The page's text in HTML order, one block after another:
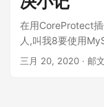
在用CoreProtect
人,叫我8要使用
MCBBS回答贴的支
三月 20, 2020 · 邮文